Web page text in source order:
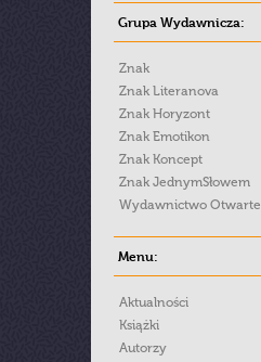
Grupa Wydawnicza:
Znak
Znak Literanova
Znak Horyzont
Znak Emotikon
Znak Koncept
Znak JednymSłowem
Wydawnictwo Otwarte
Menu:
Aktualności
Książki
Autorzy